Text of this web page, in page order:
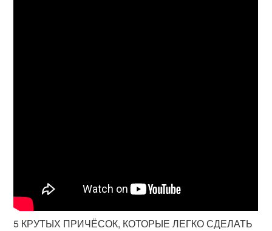
5 КРУТЫХ ПРИЧЁСОК, КОТОРЫЕ ЛЕГКО СДЕЛАТЬ